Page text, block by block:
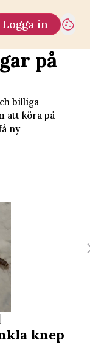
Logga in
på
billiga
att köra på
ny
knep